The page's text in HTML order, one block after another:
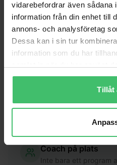
vidarebefordrar även sådana
information från din enhet till
annons- och analysföretag
Dessa kan i sin tur
information som du har
Tillåt
Varför
kroppen istället för att
Videoanalys &
Coach på plats
Inte bara ett program